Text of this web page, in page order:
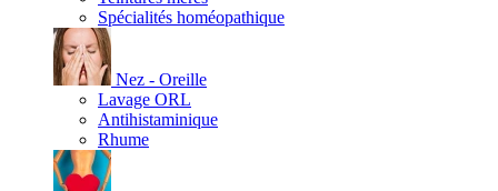
Spécialités homéopathique
Nez - Oreille
Lavage ORL
Antihistaminique
Rhume